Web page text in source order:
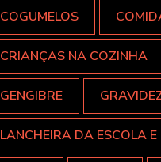
COGUMELOS
CRIANÇAS NA COZINHA
GENGIBRE
LANCHEIRA DA ESCOLA